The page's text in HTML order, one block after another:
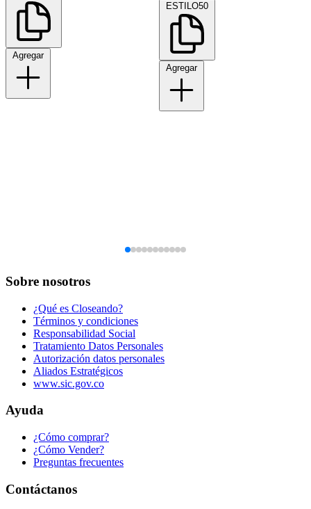
Agregar
ESTILO50
Agregar
Sobre nosotros
¿Qué es Closeando?
Términos y condiciones
Responsabilidad Social
Tratamiento Datos Personales
Autorización datos personales
Aliados Estratégicos
www.sic.gov.co
Ayuda
¿Cómo comprar?
¿Cómo Vender?
Preguntas frecuentes
Contáctanos